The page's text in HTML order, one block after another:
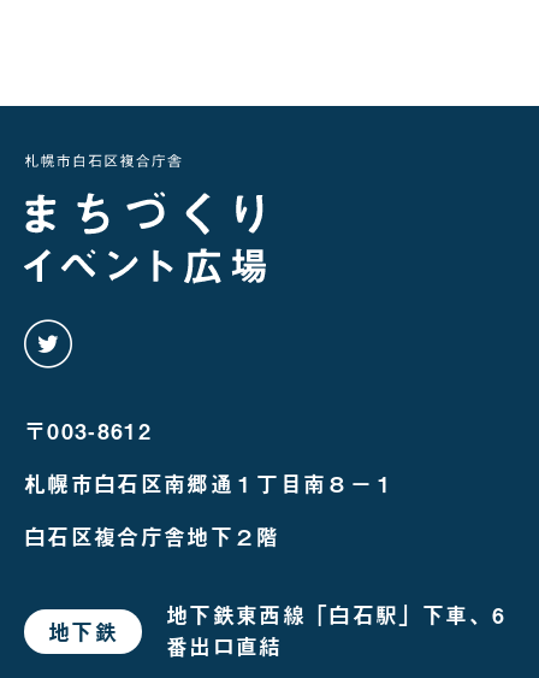
〒003-8612
札幌市白石区南郷通１丁目南８－１
白石区複合庁舎地下２階
地下鉄 で
お
地下鉄東西線「白石駅」下車、6
番出口直結